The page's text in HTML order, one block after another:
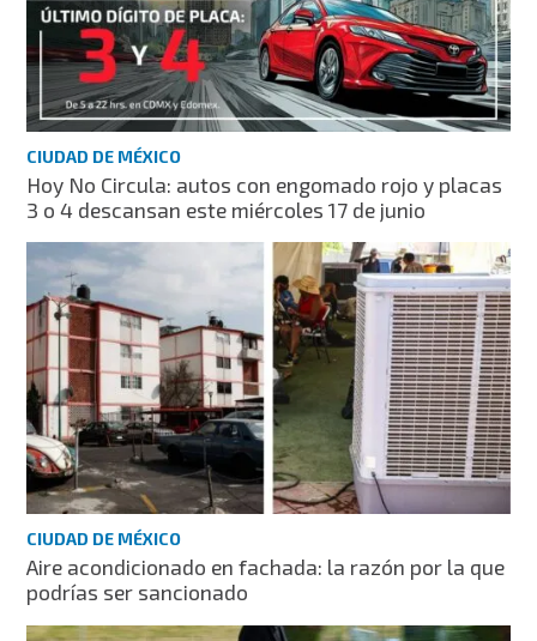
CIUDAD DE MÉXICO
Hoy No Circula: autos con engomado rojo y placas
3 o 4 descansan este miércoles 17 de junio
CIUDAD DE MÉXICO
Aire acondicionado en fachada: la razón por la que
podrías ser sancionado